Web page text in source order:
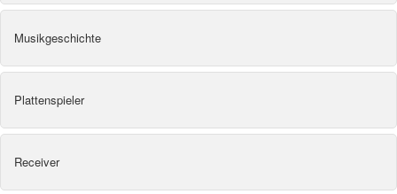
Musikgeschichte
Plattenspieler
Receiver